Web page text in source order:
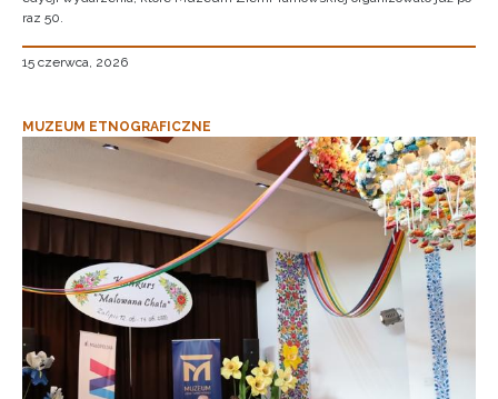
raz 50.
15 czerwca, 2026
MUZEUM ETNOGRAFICZNE